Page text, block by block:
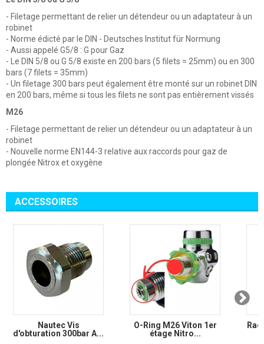
- Filetage permettant de relier un détendeur ou un adaptateur à un
robinet
- Norme édicté par le DIN - Deutsches Institut für Normung
- Aussi appelé G5/8 : G pour Gaz
- Le DIN 5/8 ou G 5/8 existe en 200 bars (5 filets = 25mm) ou en 300
bars (7 filets = 35mm)
- Un filetage 300 bars peut également être monté sur un robinet DIN
en 200 bars, même si tous les filets ne sont pas entièrement vissés
M26
- Filetage permettant de relier un détendeur ou un adaptateur à un
robinet
- Nouvelle norme EN144-3 relative aux raccords pour gaz de
plongée Nitrox et oxygène
ACCESSOIRES
Nautec Vis
d'obturation 300bar A...
O-Ring M26 Viton 1er
étage Nitro...